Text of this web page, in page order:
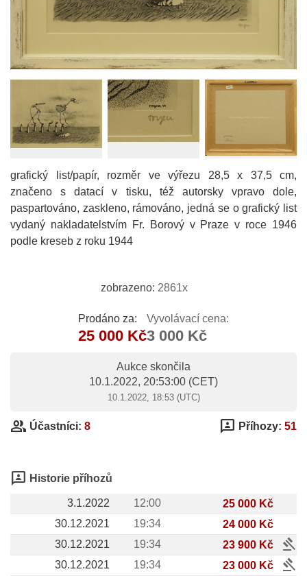
grafický list/papír, rozměr ve výřezu 28,5 x 37,5 cm,
značeno s datací v tisku, též autorsky vpravo dole,
paspartováno, zaskleno, rámováno, jedná se o grafický list
vydaný nakladatelstvím Fr. Borový v Praze v roce 1946
podle kreseb z roku 1944
zobrazeno: 2861x
Prodáno za:
25 000 Kč
Vyvolávací cena:
3 000 Kč
Aukce skončila
10.1.2022, 20:53:00 (CET)
10.1.2022, 18:53 (UTC)
group Účastníci: 8 3p Příhozy: 51
3p Historie příhozů
3.1.2022 12:00
25 000 Kč
30.12.2021
19:34
24 000 Kč
30.12.2021
19:34 23 900 Kč gavel
30.12.2021 19:34 23 000 Kč gavel